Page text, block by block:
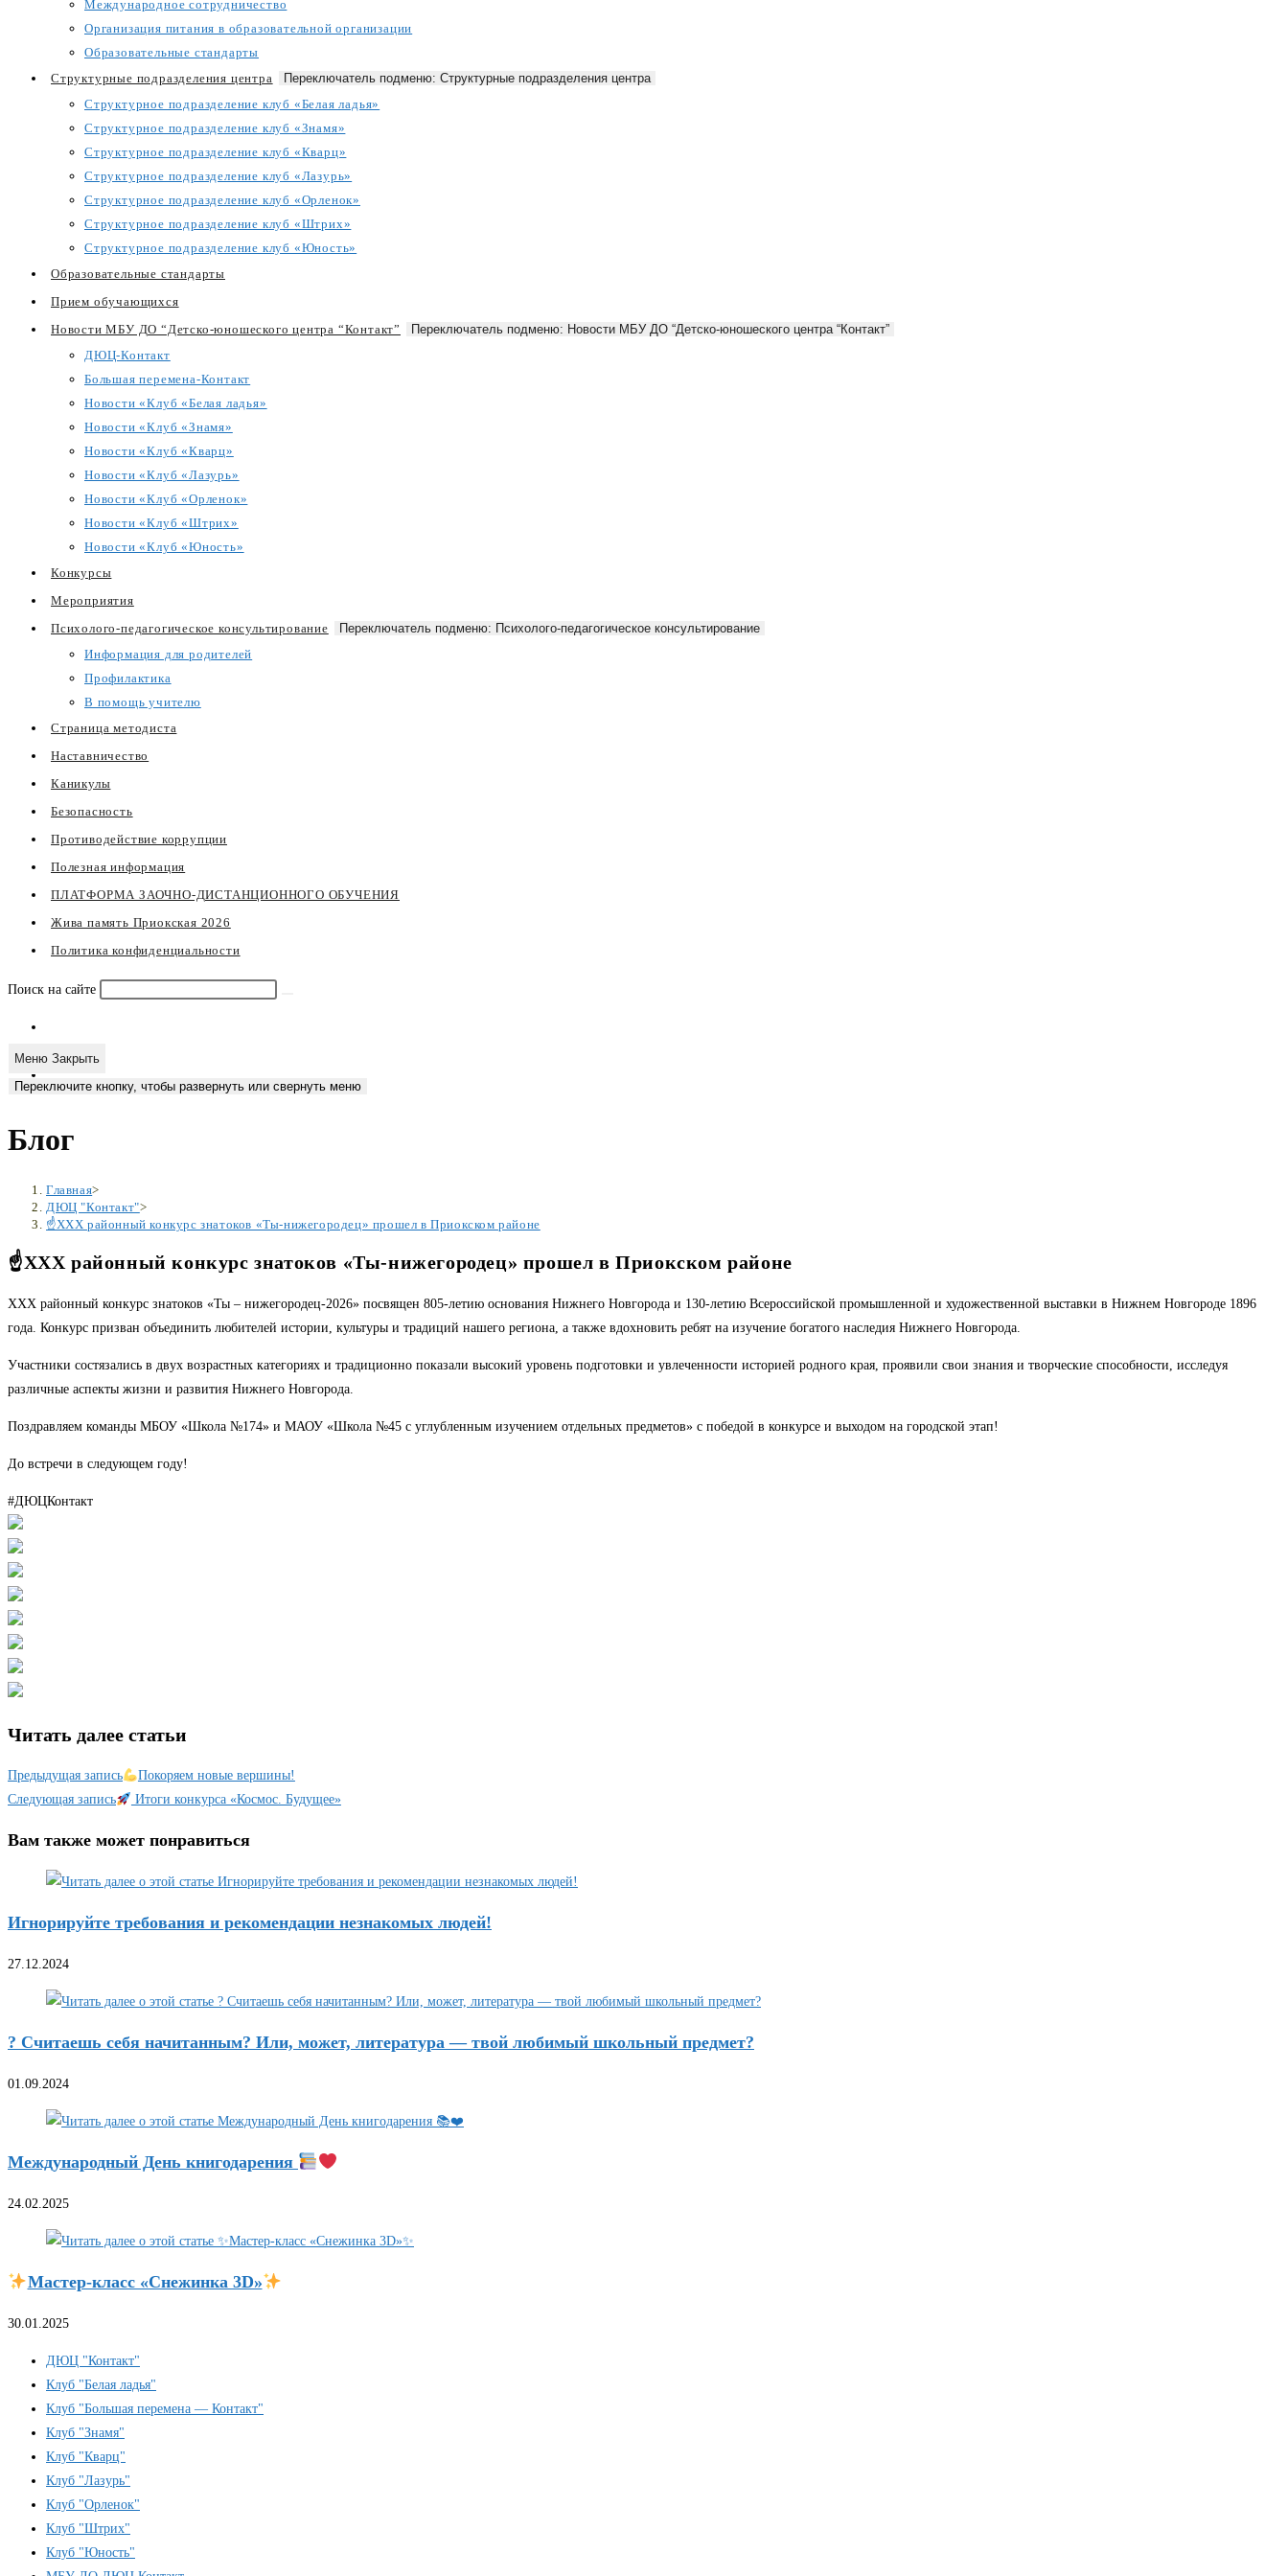
Международное сотрудничество
Организация питания в образовательной организации
Образовательные стандарты
Структурные подразделения центра
Переключатель подменю: Структурные подразделения центра
Структурное подразделение клуб «Белая ладья»
Структурное подразделение клуб «Знамя»
Структурное подразделение клуб «Кварц»
Структурное подразделение клуб «Лазурь»
Структурное подразделение клуб «Орленок»
Структурное подразделение клуб «Штрих»
Структурное подразделение клуб «Юность»
Образовательные стандарты
Прием обучающихся
Новости МБУ ДО “Детско-юношеского центра “Контакт”
Переключатель подменю: Новости МБУ ДО “Детско-юношеского центра “Контакт”
ДЮЦ-Контакт
Большая перемена-Контакт
Новости «Клуб «Белая ладья»
Новости «Клуб «Знамя»
Новости «Клуб «Кварц»
Новости «Клуб «Лазурь»
Новости «Клуб «Орленок»
Новости «Клуб «Штрих»
Новости «Клуб «Юность»
Конкурсы
Мероприятия
Психолого-педагогическое консультирование
Переключатель подменю: Психолого-педагогическое консультирование
Информация для родителей
Профилактика
В помощь учителю
Страница методиста
Наставничество
Каникулы
Безопасность
Противодействие коррупции
Полезная информация
ПЛАТФОРМА ЗАОЧНО-ДИСТАНЦИОННОГО ОБУЧЕНИЯ
Жива память Приокская 2026
Политика конфиденциальности
Поиск на сайте
Меню Закрыть
Переключите кнопку, чтобы развернуть или свернуть меню
Блог
Главная>
ДЮЦ "Контакт">
☝XXX районный конкурс знатоков «Ты-нижегородец» прошел в Приокском районе
☝XXX районный конкурс знатоков «Ты-нижегородец» прошел в Приокском районе
XXX районный конкурс знатоков «Ты – нижегородец-2026» посвящен 805-летию основания Нижнего Новгорода и 130-летию Всероссийской промышленной и художественной выставки в Нижнем Новгороде 1896
года. Конкурс призван объединить любителей истории, культуры и традиций нашего региона, а также вдохновить ребят на изучение богатого наследия Нижнего Новгорода.
Участники состязались в двух возрастных категориях и традиционно показали высокий уровень подготовки и увлеченности историей родного края, проявили свои знания и творческие способности, исследуя
различные аспекты жизни и развития Нижнего Новгорода.
Поздравляем команды МБОУ «Школа №174» и МАОУ «Школа №45 с углубленным изучением отдельных предметов» с победой в конкурсе и выходом на городской этап!
До встречи в следующем году!
#ДЮЦКонтакт
Читать далее статьи
Предыдущая запись
Покоряем новые вершины!
Следующая запись
Итоги конкурса «Космос. Будущее»
Вам также может понравиться
Игнорируйте требования и рекомендации незнакомых людей!
27.12.2024
? Считаешь себя начитанным? Или, может, литература — твой любимый школьный предмет?
01.09.2024
Международный День книгодарения
24.02.2025
Мастер-класс «Снежинка 3D»
30.01.2025
ДЮЦ "Контакт"
Клуб "Белая ладья"
Клуб "Большая перемена — Контакт"
Клуб "Знамя"
Клуб "Кварц"
Клуб "Лазурь"
Клуб "Орленок"
Клуб "Штрих"
Клуб "Юность"